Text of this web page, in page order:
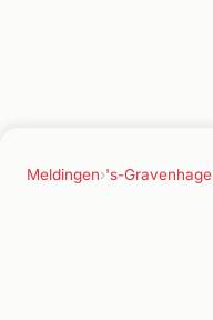
Meldingen›'s-Gravenhage